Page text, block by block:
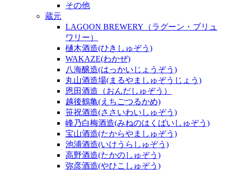
その他
蔵元
LAGOON BREWERY（ラグーン・ブリュ
ワリー）
樋木酒造(ひきしゅぞう)
WAKAZE(わかぜ)
八海醸造(はっかいじょうぞう)
丸山酒造場(まるやましゅぞうじょう)
恩田酒造（おんだしゅぞう）
越後鶴亀(えちごつるかめ)
笹祝酒造(ささいわいしゅぞう)
峰乃白梅酒造(みねのはくばいしゅぞう)
宝山酒造(たからやましゅぞう)
池浦酒造(いけうらしゅぞう)
高野酒造(たかのしゅぞう)
弥彦酒造(やひこしゅぞう)